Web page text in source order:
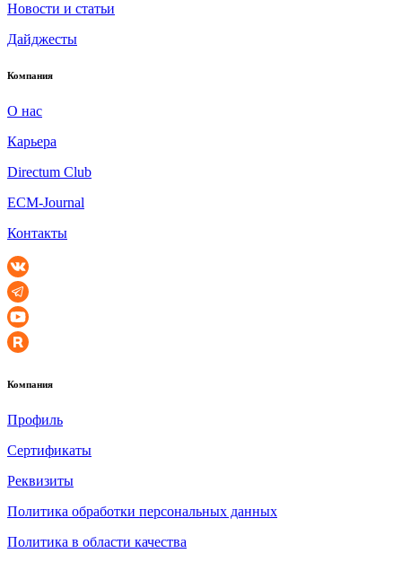
Новости и статьи
Дайджесты
Компания
О нас
Карьера
Directum Club
ECM-Journal
Контакты
Компания
Профиль
Сертификаты
Реквизиты
Политика обработки персональных данных
Политика в области качества